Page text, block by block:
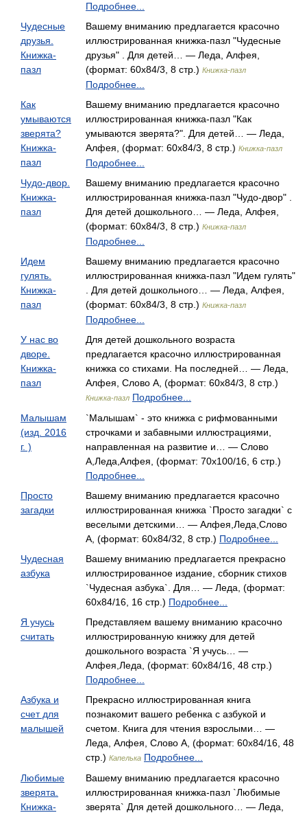
Подробнее...
Чудесные
друзья.
Книжка-
пазл
Вашему вниманию предлагается красочно
иллюстрированная книжка-пазл "Чудесные
друзья" . Для детей… — Леда, Алфея,
(формат: 60x84/3, 8 стр.) Книжка-пазл
Подробнее...
Как
умываются
зверята?
Книжка-
пазл
Вашему вниманию предлагается красочно
иллюстрированная книжка-пазл "Как
умываются зверята?". Для детей… — Леда,
Алфея, (формат: 60x84/3, 8 стр.) Книжка-пазл
Подробнее...
Чудо-двор.
Книжка-
пазл
Вашему вниманию предлагается красочно
иллюстрированная книжка-пазл "Чудо-двор" .
Для детей дошкольного… — Леда, Алфея,
(формат: 60x84/3, 8 стр.) Книжка-пазл
Подробнее...
Идем
гулять.
Книжка-
пазл
Вашему вниманию предлагается красочно
иллюстрированная книжка-пазл "Идем гулять"
. Для детей дошкольного… — Леда, Алфея,
(формат: 60x84/3, 8 стр.) Книжка-пазл
Подробнее...
У нас во
дворе.
Книжка-
пазл
Для детей дошкольного возраста
предлагается красочно иллюстрированная
книжка со стихами. На последней… — Леда,
Алфея, Слово А, (формат: 60x84/3, 8 стр.)
Книжка-пазл Подробнее...
Малышам
(изд. 2016
г. )
`Малышам` - это книжка с рифмованными
строчками и забавными иллюстрациями,
направленная на развитие и… — Слово
А,Леда,Алфея, (формат: 70x100/16, 6 стр.)
Подробнее...
Просто
загадки
Вашему вниманию предлагается красочно
иллюстрированная книжка `Просто загадки` с
веселыми детскими… — Алфея,Леда,Слово
А, (формат: 60x84/32, 8 стр.) Подробнее...
Чудесная
азбука
Вашему вниманию предлагается прекрасно
иллюстрированное издание, сборник стихов
`Чудесная азбука`. Для… — Леда, (формат:
60x84/16, 16 стр.) Подробнее...
Я учусь
считать
Представляем вашему вниманию красочно
иллюстрированную книжку для детей
дошкольного возраста `Я учусь… —
Алфея,Леда, (формат: 60x84/16, 48 стр.)
Подробнее...
Азбука и
счет для
малышей
Прекрасно иллюстрированная книга
познакомит вашего ребенка с азбукой и
счетом. Книга для чтения взрослыми… —
Леда, Алфея, Слово А, (формат: 60x84/16, 48
стр.) Капелька Подробнее...
Любимые
зверята.
Книжка-
Вашему вниманию предлагается красочно
иллюстрированная книжка-пазл `Любимые
зверята` Для детей дошкольного… — Леда,